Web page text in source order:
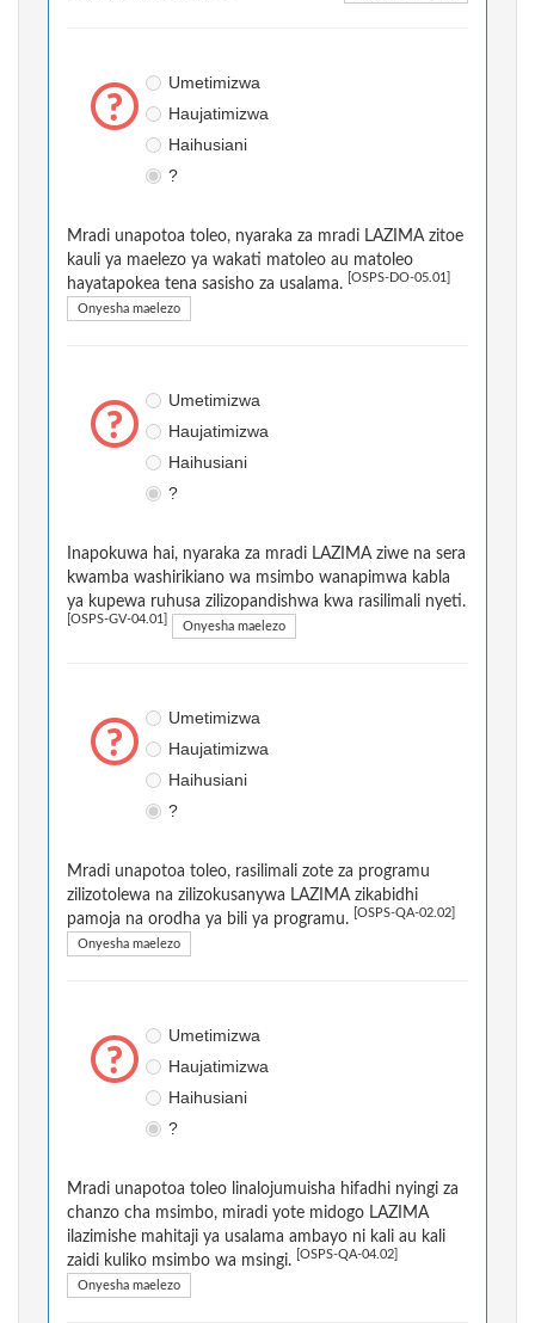
Umetimizwa
Haujatimizwa
Haihusiani
?
Mradi unapotoa toleo, nyaraka za mradi LAZIMA zitoe
kauli ya maelezo ya wakati matoleo au matoleo
hayatapokea tena sasisho za usalama.
[OSPS-DO-05.01]
Onyesha maelezo
Umetimizwa
Haujatimizwa
Haihusiani
?
Inapokuwa hai, nyaraka za mradi LAZIMA ziwe na sera
kwamba washirikiano wa msimbo wanapimwa kabla
ya kupewa ruhusa zilizopandishwa kwa rasilimali nyeti.
[OSPS-GV-04.01] Onyesha maelezo
Umetimizwa
Haujatimizwa
Haihusiani
?
Mradi unapotoa toleo, rasilimali zote za programu
zilizotolewa na zilizokusanywa LAZIMA zikabidhi
pamoja na orodha ya bili ya programu.
[OSPS-QA-02.02]
Onyesha maelezo
Umetimizwa
Haujatimizwa
Haihusiani
?
Mradi unapotoa toleo linalojumuisha hifadhi nyingi za
chanzo cha msimbo, miradi yote midogo LAZIMA
ilazimishe mahitaji ya usalama ambayo ni kali au kali
zaidi kuliko msimbo wa msingi.
[OSPS-QA-04.02]
Onyesha maelezo